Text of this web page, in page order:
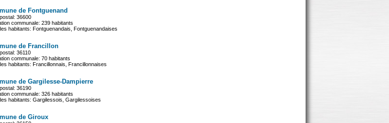
de Fontguenand
36600
communale: 239 habitants
habitants: Fontguenandais, Fontguenandaises
de Francillon
36110
communale: 70 habitants
habitants: Francillonnais, Francillonnaises
de Gargilesse-Dampierre
36190
communale: 326 habitants
habitants: Gargilessois, Gargilessoises
de Giroux